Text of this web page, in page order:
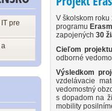
pre
a
V školskom
programu
zapojených 30
Cieľom
odborné
Výsledkom
vzdelávacie
vedomostný
s dopadom na
mobility